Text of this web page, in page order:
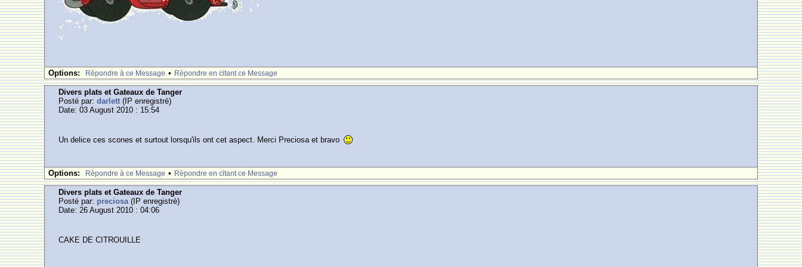
Options: Rèpondre à ce Message • Rèpondre en citant ce Message
Divers plats et Gateaux de Tanger
Posté par:darlett (IP enregistrè)
Date: 03 August 2010 : 15:54
Un delice ces scones et surtout lorsqu'ils ont cet aspect. Merci Preciosa et bravo
Options: Rèpondre à ce Message • Rèpondre en citant ce Message
Divers plats et Gateaux de Tanger
Posté par: preciosa(IP enregistrè)
Date: 26 August 2010 : 04:06
CAKE DE CITROUILLE